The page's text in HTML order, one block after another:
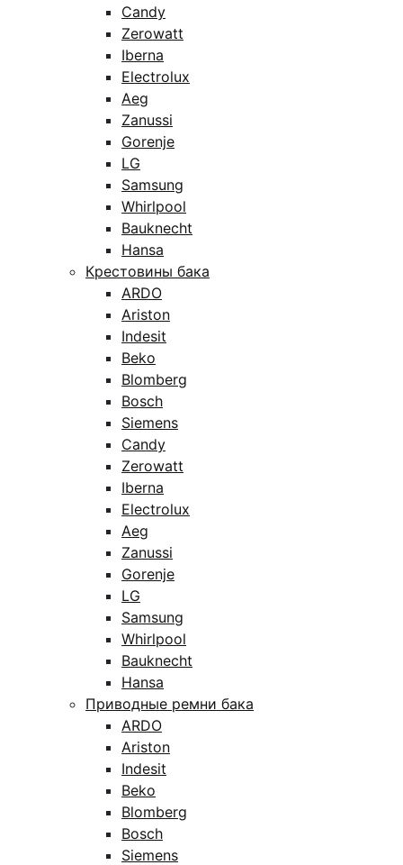
Candy
Zerowatt
Iberna
Electrolux
Aeg
Zanussi
Gorenje
LG
Samsung
Whirlpool
Bauknecht
Hansa
Крестовины бака
ARDO
Ariston
Indesit
Beko
Blomberg
Bosch
Siemens
Candy
Zerowatt
Iberna
Electrolux
Aeg
Zanussi
Gorenje
LG
Samsung
Whirlpool
Bauknecht
Hansa
Приводные ремни бака
ARDO
Ariston
Indesit
Beko
Blomberg
Bosch
Siemens